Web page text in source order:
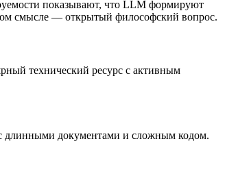
показывают, что LLM формируют
смысле — открытый философский вопрос.
технический ресурс с активным
с длинными документами и сложным кодом.